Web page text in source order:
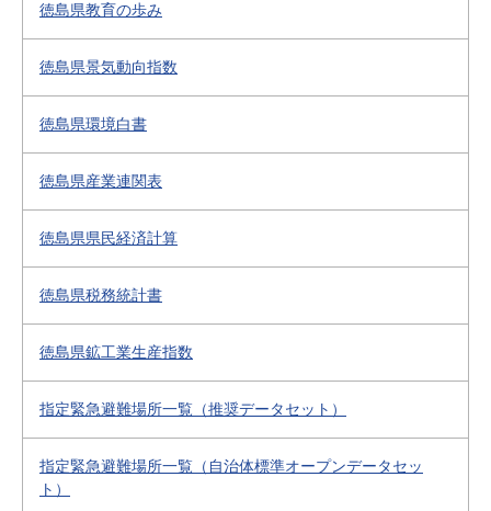
徳島県教育の歩み
徳島県景気動向指数
徳島県環境白書
徳島県産業連関表
徳島県県民経済計算
徳島県税務統計書
徳島県鉱工業生産指数
指定緊急避難場所一覧（推奨データセット）
指定緊急避難場所一覧（自治体標準オープンデータセッ
ト）